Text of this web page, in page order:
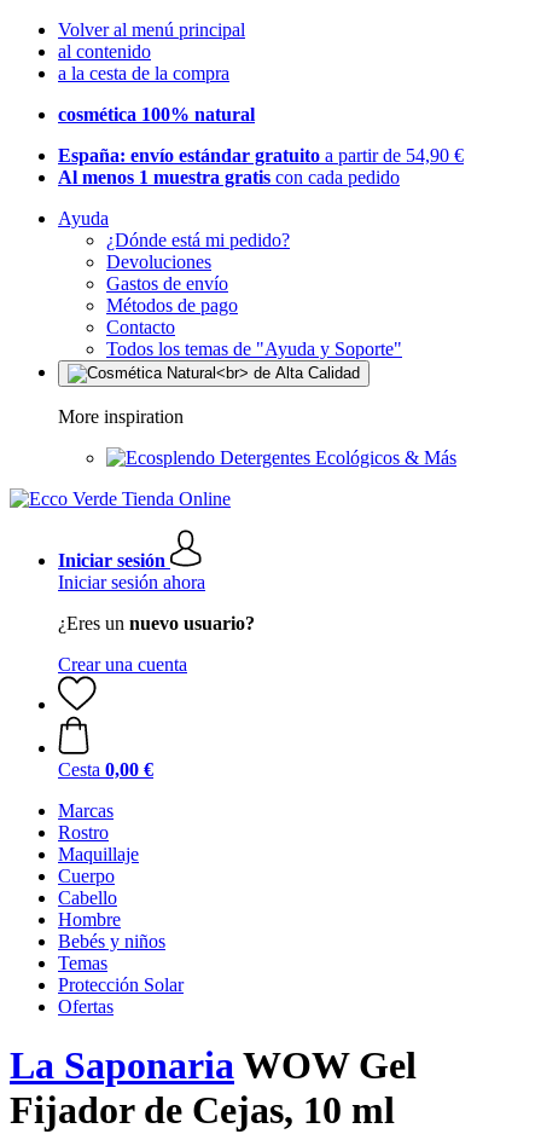
Volver al menú principal
al contenido
a la cesta de la compra
cosmética 100% natural
España: envío estándar gratuito a partir de 54,90 €
Al menos 1 muestra gratis con cada pedido
Ayuda
¿Dónde está mi pedido?
Devoluciones
Gastos de envío
Métodos de pago
Contacto
Todos los temas de "Ayuda y Soporte"
More inspiration
Detergentes Ecológicos & Más
Iniciar sesión
Iniciar sesión ahora
¿Eres un nuevo usuario?
Crear una cuenta
Cesta 0,00 €
Marcas
Rostro
Maquillaje
Cuerpo
Cabello
Hombre
Bebés y niños
Temas
Protección Solar
Ofertas
La SaponariaWOW Gel
Fijador de Cejas, 10 ml